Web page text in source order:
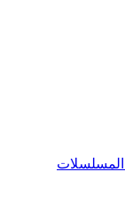
المسلسلات